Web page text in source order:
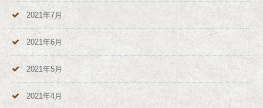
2021年7月
2021年6月
2021年5月
2021年4月